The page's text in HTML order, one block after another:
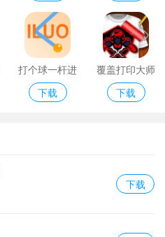
打个球一杆进
洞手游版
下载
覆盖打印大师
下载
下载